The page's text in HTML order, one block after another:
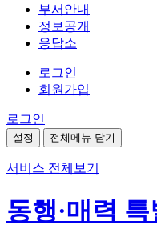
부서안내
정보공개
응답소
로그인
회원가입
로그인
설정 전체메뉴 닫기
서비스 전체보기
동행·매력